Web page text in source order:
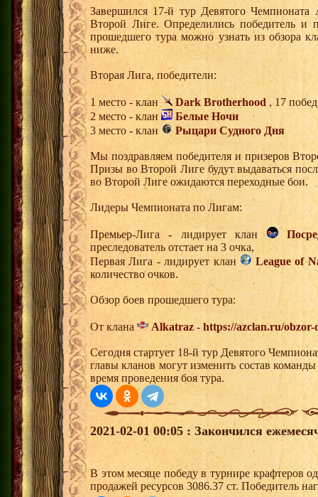
Завершился 17-й тур Девятого
Второй Лиге. Определились победитель
прошедшего тура можно узнать из обзора
ниже.
Вторая Лига, победители:
1 место - клан Dark Brotherhood , 17
2 место - клан
Белые Ночи
3 место - клан
Рыцари Судного Дня
Мы поздравляем победителя и призеров
Призы во Второй Лиге будут выдаваться
во Второй Лиге ожидаются переходные бои.
Лидеры Чемпионата по Лигам:
Премьер-Лига - лидирует клан
преследователь отстает на 3 очка,
Первая Лига - лидирует клан
League of
количество очков.
Обзор боев прошедшего тура:
От клана Alkatraz - https://azclan.ru/obzor-
Сегодня стартует 18-й тур Девятого
главы кланов могут изменить состав
время проведения боя тура.
2021-02-01 00:05 : Закончился
В этом месяце победу в турнире крафтеров
продажей ресурсов 3086.37 ст. Победитель